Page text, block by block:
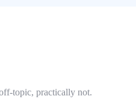
topic, practically not.